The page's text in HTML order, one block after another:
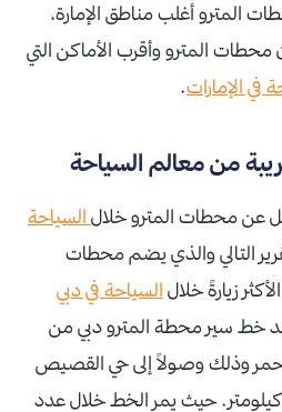
المترو أغلب مناطق الإمارة،
المترو وأقرب الأماكن التي
في الإمارات.
من معالم السياحة
عن محطات المترو خلال السياحة
التالي والذي يضم محطات
زيارةً خلال السياحة في دبي
خط سير محطة المترو دبي من
وذلك وصولاً إلى حي القصيص
بالخط الأخضر بمسافة 76 كيلومتر. حيث يمر الخط خلال عدد